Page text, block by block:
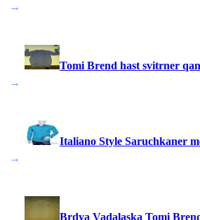
→
→
Tomi Brend hast svitrner
→
Italiano Style Saruchkaner
Brdya Vadalaska Tomi